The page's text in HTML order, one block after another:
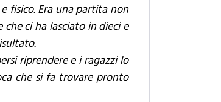
fisico. Era una partita non
ci ha lasciato in dieci e
riprendere e i ragazzi lo
che si fa trovare pronto